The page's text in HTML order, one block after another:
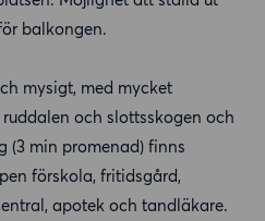
balkongen.
mysigt, med mycket
och slottsskogen och
(3 min promenad) finns
förskola, fritidsgård,
apotek och tandläkare.